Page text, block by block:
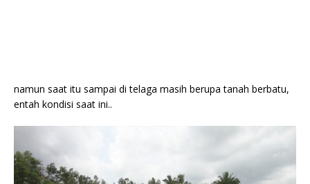
namun saat itu sampai di telaga masih berupa tanah berbatu,
entah kondisi saat ini..